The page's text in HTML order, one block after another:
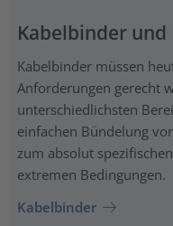
Kabelbinder
Kabelbinder müssen
Anforderungen gerecht
unterschiedlichsten
einfachen Bündelung
zum absolut
extremen Bedingungen.
Kabelbinder